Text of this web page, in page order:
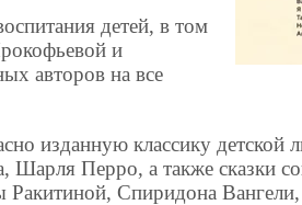
детей, в том
и
авторов на все
изданную классику детской
Шарля Перро, а также сказки
Спиридона